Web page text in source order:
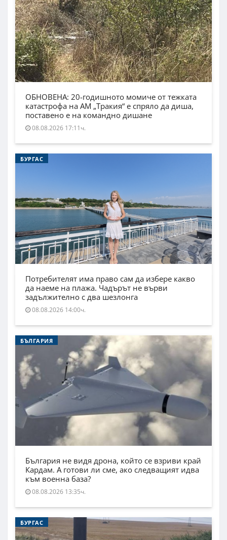
ОБНОВЕНА: 20-годишното момиче от тежката
катастрофа на АМ „Тракия“ е спряло да диша,
поставено е на командно дишане
08.08.2026 17:11ч.
БУРГАС
Потребителят има право сам да избере какво
да наеме на плажа. Чадърът не върви
задължително с два шезлонга
08.08.2026 14:00ч.
БЪЛГАРИЯ
България не видя дрона, който се взриви край
Кардам. А готови ли сме, ако следващият идва
към военна база?
08.08.2026 13:35ч.
БУРГАС